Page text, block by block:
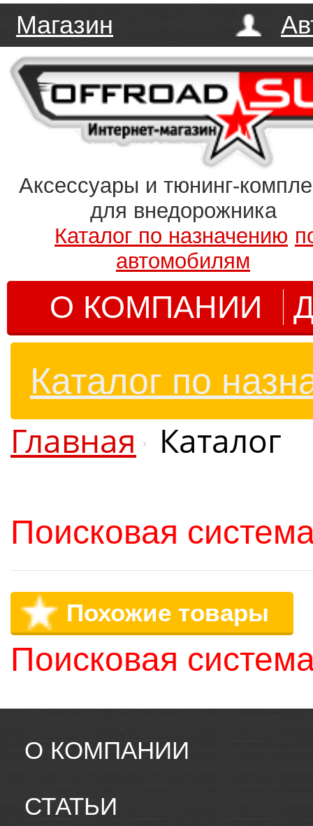
Магазин
Аксессуары и тюнинг-
для внедорожника
Каталог по назначению
автомобилям
О КОМПАНИИ
Каталог по
Главная Каталог
Поисковая
Похожие товары
Поисковая
О КОМПАНИИ
СТАТЬИ